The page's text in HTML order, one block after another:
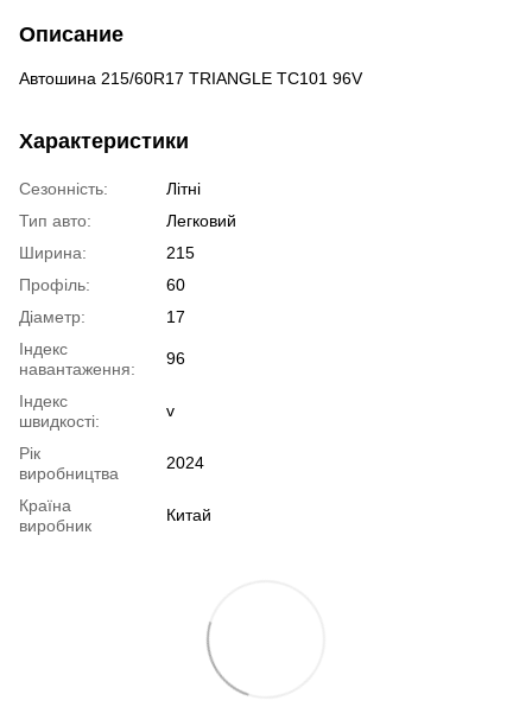
Описание
Автошина 215/60R17 TRIANGLE TC101 96V
Характеристики
Сезонність:
Літні
Тип авто:
Легковий
Ширина:
215
Профіль:
60
Діаметр:
17
Індекс
навантаження:
96
Індекс
швидкості:
v
Рік
виробництва
2024
Країна
виробник
Китай